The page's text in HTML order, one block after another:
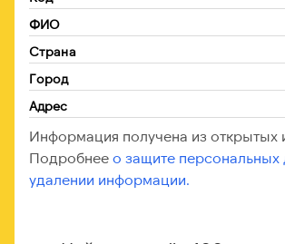
ФИО
Страна
Город
Адрес
Информация получена из открытых
Подробнее о защите персональных
удалении информации.